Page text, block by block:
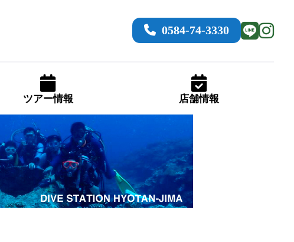
0584-74-3330
ツアー情報 店舗情報